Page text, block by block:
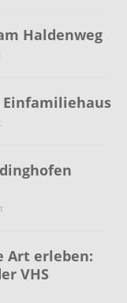
Haldenweg
Art erleben:
VHS